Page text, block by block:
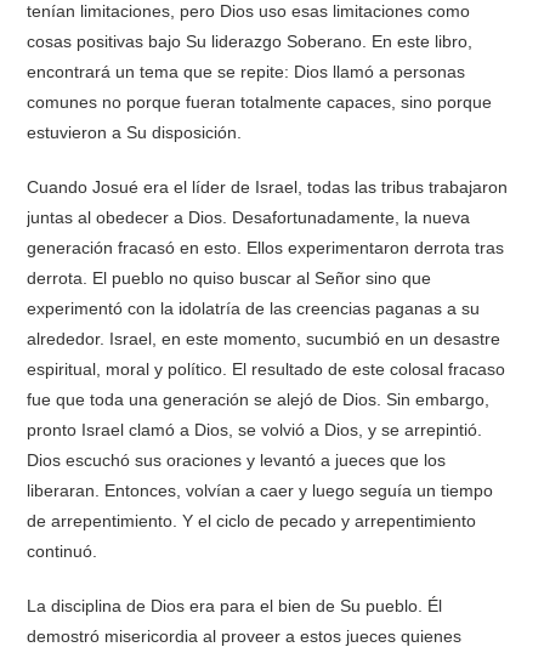
tenían limitaciones, pero Dios uso esas limitaciones como
cosas positivas bajo Su liderazgo Soberano. En este libro,
encontrará un tema que se repite: Dios llamó a personas
comunes no porque fueran totalmente capaces, sino porque
estuvieron a Su disposición.
Cuando Josué era el líder de Israel, todas las tribus trabajaron
juntas al obedecer a Dios. Desafortunadamente, la nueva
generación fracasó en esto. Ellos experimentaron derrota tras
derrota. El pueblo no quiso buscar al Señor sino que
experimentó con la idolatría de las creencias paganas a su
alrededor. Israel, en este momento, sucumbió en un desastre
espiritual, moral y político. El resultado de este colosal fracaso
fue que toda una generación se alejó de Dios. Sin embargo,
pronto Israel clamó a Dios, se volvió a Dios, y se arrepintió.
Dios escuchó sus oraciones y levantó a jueces que los
liberaran. Entonces, volvían a caer y luego seguía un tiempo
de arrepentimiento. Y el ciclo de pecado y arrepentimiento
continuó.
La disciplina de Dios era para el bien de Su pueblo. Él
demostró misericordia al proveer a estos jueces quienes